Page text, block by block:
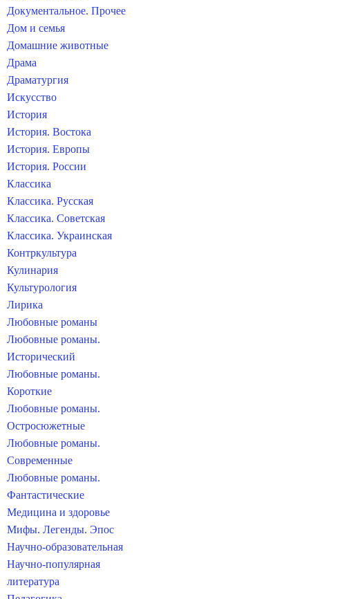
Документальное. Прочее
Дом и семья
Домашние животные
Драма
Драматургия
Искусство
История
История. Востока
История. Европы
История. России
Классика
Классика. Русская
Классика. Советская
Классика. Украинская
Контркультура
Кулинария
Культурология
Лирика
Любовные романы
Любовные романы.
Исторический
Любовные романы.
Короткие
Любовные романы.
Остросюжетные
Любовные романы.
Современные
Любовные романы.
Фантастические
Медицина и здоровье
Мифы. Легенды. Эпос
Научно-образовательная
Научно-популярная
литература